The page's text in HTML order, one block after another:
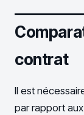
contrat
Il est
par rapport